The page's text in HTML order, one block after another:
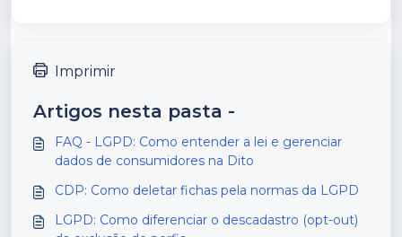
Imprimir
Artigos nesta pasta -
FAQ - LGPD: Como entender a lei e gerenciar
dados de consumidores na Dito
CDP: Como deletar fichas pela normas da LGPD
LGPD: Como diferenciar o descadastro (opt-out)